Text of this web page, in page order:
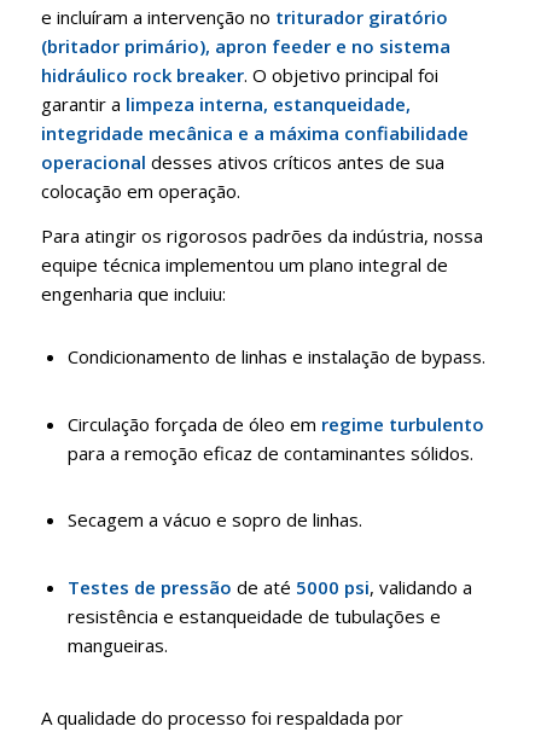
e incluíram a intervenção no triturador giratório
(britador primário), apron feeder e no sistema
hidráulico rock breaker. O objetivo principal foi
garantir a limpeza interna, estanqueidade,
integridade mecânica e a máxima confiabilidade
operacional desses ativos críticos antes de sua
colocação em operação.
Para atingir os rigorosos padrões da indústria, nossa
equipe técnica implementou um plano integral de
engenharia que incluiu:
Condicionamento de linhas e instalação de bypass.
Circulação forçada de óleo em regime turbulento
para a remoção eficaz de contaminantes sólidos.
Secagem a vácuo e sopro de linhas.
Testes de pressão de até 5000 psi, validando a
resistência e estanqueidade de tubulações e
mangueiras.
A qualidade do processo foi respaldada por